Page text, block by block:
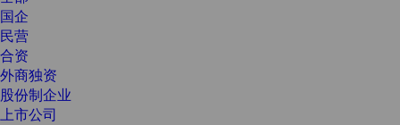
国企
民营
合资
外商独资
股份制企业
上市公司